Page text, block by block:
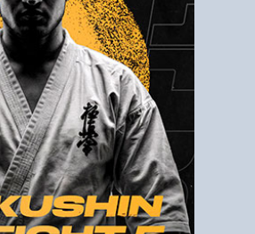
Пароль
Войти
Напомнить пароль
Регистрация